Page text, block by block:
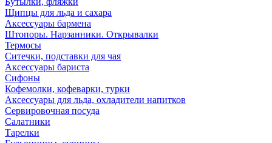
Щипцы для льда и сахара
Аксессуары бармена
Штопоры. Нарзанники. Открывалки
Термосы
Ситечки, подставки для чая
Аксессуары бариста
Сифоны
Кофемолки, кофеварки, турки
Аксессуары для льда, охладители напитков
Сервировочная посуда
Салатники
Тарелки